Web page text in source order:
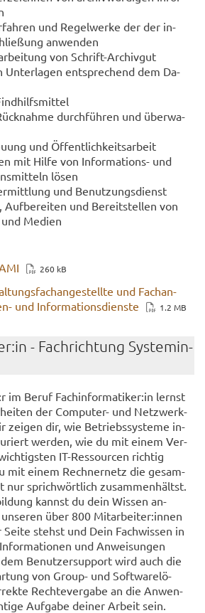
und Re­gel­wer­ke der der in­
an­wen­den
von Schrift-​Archivgut
Un­ter­la­gen ent­spre­chend dem Da­
durch­füh­ren und über­wa­
und Öf­fent­lich­keits­ar­beit
mit Hilfe von Informations-​ und
lösen
und Be­nut­zungs­dienst
Auf­be­rei­ten und Be­reit­stel­len von
Me­di­en
260 kB
und Fach­an­
und In­for­ma­ti­ons­diens­te
1.2 MB
- Fach­rich­tung Sys­tem­in­
im Beruf Fach­in­for­ma­ti­ker:in lernst
der Computer-​ und Netz­werk­
zei­gen dir, wie Be­triebs­sys­te­me in­
wer­den, wie du mit einem Ver­
IT-​Ressourcen rich­tig
mit einem Rech­ner­netz die ge­sam­
nur sprich­wört­lich zu­sam­men­hältst.
kannst du dein Wis­sen an­
über 800 Mit­ar­bei­ter:innen
stehst und Dein Fach­wis­sen in
und An­wei­sun­gen
Be­nut­zer­sup­port wird auch die
von Group-​ und Soft­ware­lö­
Rech­te­ver­ga­be an die An­wen­
Auf­ga­be dei­ner Ar­beit sein.